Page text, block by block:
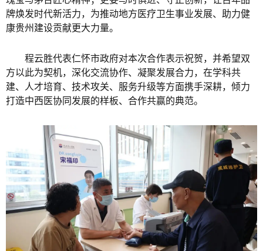
牌焕发时代新活力，为推动地方医疗卫生事业发展、助力健
康贵州建设贡献更大力量。
程云胜代表仁怀市政府对本次合作表示祝贺，并希望双
方以此为契机，深化交流协作、凝聚发展合力，在学科共
建、人才培育、技术攻关、服务升级等方面携手深耕，倾力
打造中西医协同发展的样板、合作共赢的典范。